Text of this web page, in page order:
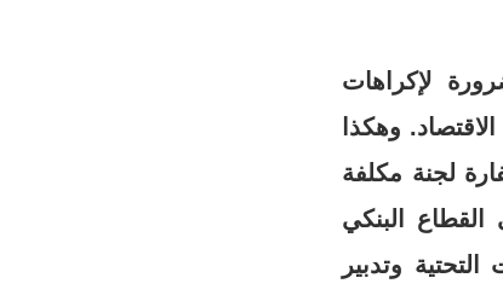
لإكراهات
وهكذا
لجنة مكلفة
القطاع البنكي
وتدبير